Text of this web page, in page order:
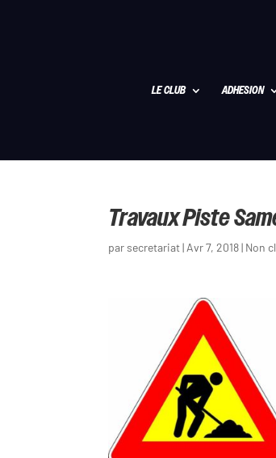
LE CLUB ADHESION
Travaux Piste
par secretariat| Avr 7, 2018| Non